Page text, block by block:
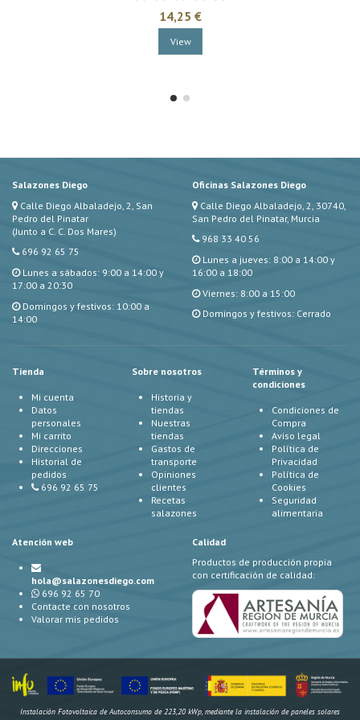
14,25 €
View
Salazones Diego
Calle Diego Albaladejo, 2, San
Pedro del Pinatar
(Junto a C. C. Dos Mares)
696 92 65 75
Lunes a sábados: 9:00 a 14:00 y
17:00 a 20:30
Domingos y festivos: 10:00 a
14:00
Oficinas Salazones Diego
Calle Diego Albaladejo, 2, 30740,
San Pedro del Pinatar, Murcia
968 33 40 56
Lunes a jueves: 8:00 a 14:00 y
16:00 a 18:00
Viernes: 8:00 a 15:00
Domingos y festivos: Cerrado
Tienda
Mi cuenta
Datos
personales
Mi carrito
Direcciones
Historial de
pedidos
696 92 65 75
Sobre nosotros
Historia y
tiendas
Nuestras
tiendas
Gastos de
transporte
Opiniones
clientes
Recetas
salazones
Términos y
condiciones
Condiciones de
Compra
Aviso legal
Política de
Privacidad
Política de
Cookies
Seguridad
alimentaria
Atención web
hola@salazonesdiego.com
696 92 65 70
Contacte con nosotros
Valorar mis pedidos
Calidad
Productos de producción propia
con certificación de calidad:
Instalación Fotovoltaica de Autoconsumo de 223,20 kWp, mediante la instalación de paneles solares